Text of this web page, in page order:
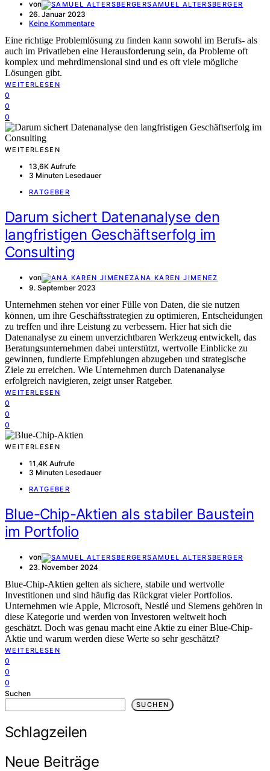
von SAMUEL ALTERSBERGER
26. Januar 2023
Keine Kommentare
Eine richtige Problemlösung zu finden kann sowohl im Berufs- als
auch im Privatleben eine Herausforderung sein, da Probleme oft
komplex und mehrdimensional sind und es oft viele mögliche
Lösungen gibt.
WEITERLESEN
0
0
0
WEITERLESEN
13,6K Aufrufe
3 Minuten Lesedauer
RATGEBER
Darum sichert Datenanalyse den
langfristigen Geschäftserfolg im
Consulting
von ANA KAREN JIMENEZ
9. September 2023
Unternehmen stehen vor einer Fülle von Daten, die sie nutzen
können, um ihre Geschäftsstrategien zu optimieren, Entscheidungen
zu treffen und ihre Leistung zu verbessern. Hier hat sich die
Datenanalyse zu einem unverzichtbaren Werkzeug entwickelt, das
Beratungsunternehmen dabei unterstützt, wertvolle Einblicke zu
gewinnen, fundierte Empfehlungen abzugeben und strategische
Ziele zu erreichen. Wie Unternehmen durch Datenanalyse
erfolgreich navigieren, zeigt unser Ratgeber.
WEITERLESEN
0
0
0
WEITERLESEN
11,4K Aufrufe
3 Minuten Lesedauer
RATGEBER
Blue-Chip-Aktien als stabiler Baustein
im Portfolio
von SAMUEL ALTERSBERGER
23. November 2024
Blue-Chip-Aktien gelten als sichere, stabile und wertvolle
Investitionen und sind häufig das Rückgrat vieler Portfolios.
Unternehmen wie Apple, Microsoft, Nestlé und Siemens gehören in
diese Kategorie und werden von Investoren weltweit hoch
geschätzt. Doch was genau macht eine Aktie zu einer Blue-Chip-
Aktie und warum werden diese Werte so sehr geschätzt?
WEITERLESEN
0
0
0
Suchen
SUCHEN
Schlagzeilen
Neue Beiträge